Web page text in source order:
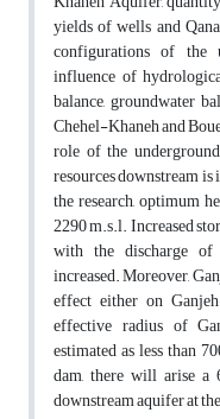
yields of wells and
configurations of the
influence of
balance, groundwater
Chehel-Khaneh and
role of the
resources downstream
the research, optimum
2290 m.s.l. Increased
with the discharge
increased. Moreover,
effect either on
effective radius of
estimated as less than
dam, there will arise a
downstream aquifer at